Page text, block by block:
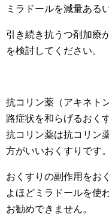
ミラドールを減量ある
引き続き抗うつ剤加療
を検討してください。
抗コリン薬（アキネト
路症状を和らげるおく
抗コリン薬は抗コリン
方がいいおくすりです。
おくすりの副作用をお
よほどミラドールを使
お勧めできません。